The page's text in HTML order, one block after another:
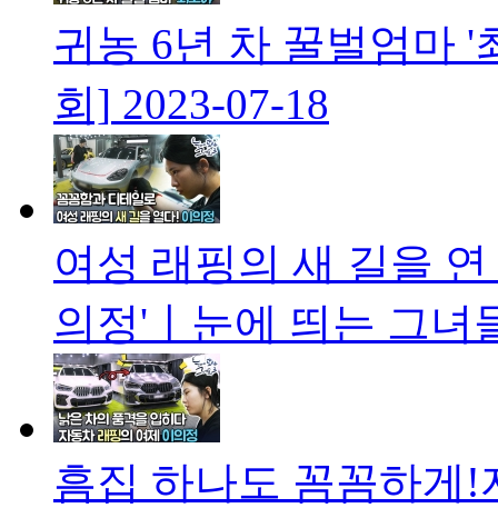
귀농 6년 차 꿀벌엄마 '
회] 2023-07-18
여성 래핑의 새 길을
의정'ㅣ눈에 띄는 그녀
흠집 하나도 꼼꼼하게